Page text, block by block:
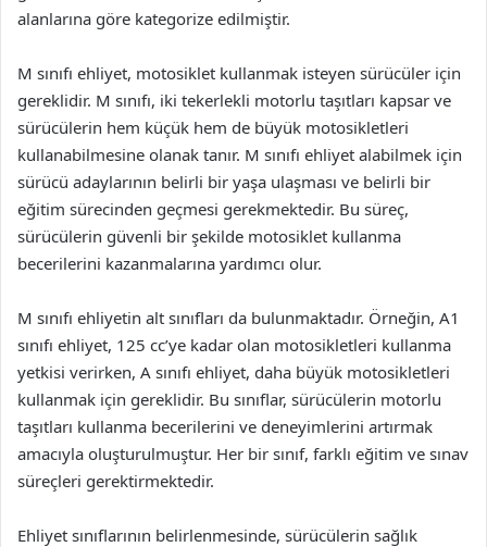
alanlarına göre kategorize edilmiştir.
M sınıfı ehliyet, motosiklet kullanmak isteyen sürücüler için
gereklidir. M sınıfı, iki tekerlekli motorlu taşıtları kapsar ve
sürücülerin hem küçük hem de büyük motosikletleri
kullanabilmesine olanak tanır. M sınıfı ehliyet alabilmek için
sürücü adaylarının belirli bir yaşa ulaşması ve belirli bir
eğitim sürecinden geçmesi gerekmektedir. Bu süreç,
sürücülerin güvenli bir şekilde motosiklet kullanma
becerilerini kazanmalarına yardımcı olur.
M sınıfı ehliyetin alt sınıfları da bulunmaktadır. Örneğin, A1
sınıfı ehliyet, 125 cc’ye kadar olan motosikletleri kullanma
yetkisi verirken, A sınıfı ehliyet, daha büyük motosikletleri
kullanmak için gereklidir. Bu sınıflar, sürücülerin motorlu
taşıtları kullanma becerilerini ve deneyimlerini artırmak
amacıyla oluşturulmuştur. Her bir sınıf, farklı eğitim ve sınav
süreçleri gerektirmektedir.
Ehliyet sınıflarının belirlenmesinde, sürücülerin sağlık